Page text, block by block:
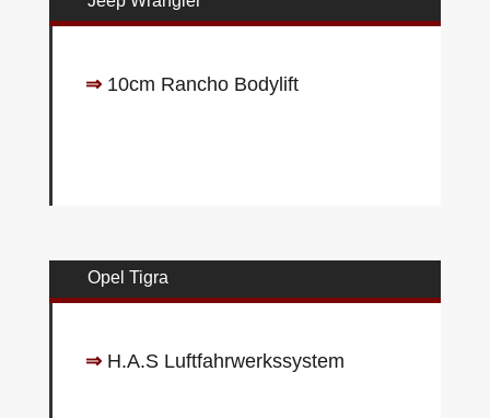
⇒10cm Rancho Bodylift
Opel Tigra
⇒H.A.S Luftfahrwerkssystem